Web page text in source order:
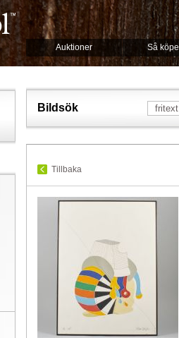
Auktioner Så
Bildsök
Tillbaka